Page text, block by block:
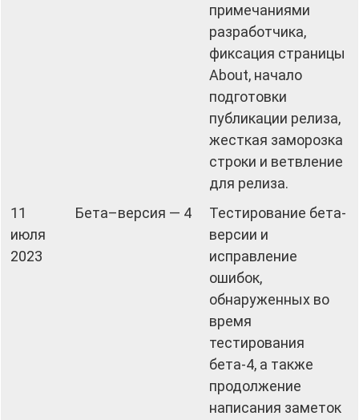
примечаниями
разработчика,
фиксация страницы
About, начало
подготовки
публикации релиза,
жесткая заморозка
строки и ветвление
для релиза.
11
июля
2023
Бета–версия — 4
Тестирование бета-
версии и
исправление
ошибок,
обнаруженных во
время
тестирования
бета-4, а также
продолжение
написания заметок